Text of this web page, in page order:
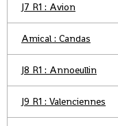
J7 R1 : Avion
Amical : Candas
J8 R1 : Annoeullin
J9 R1 : Valenciennes